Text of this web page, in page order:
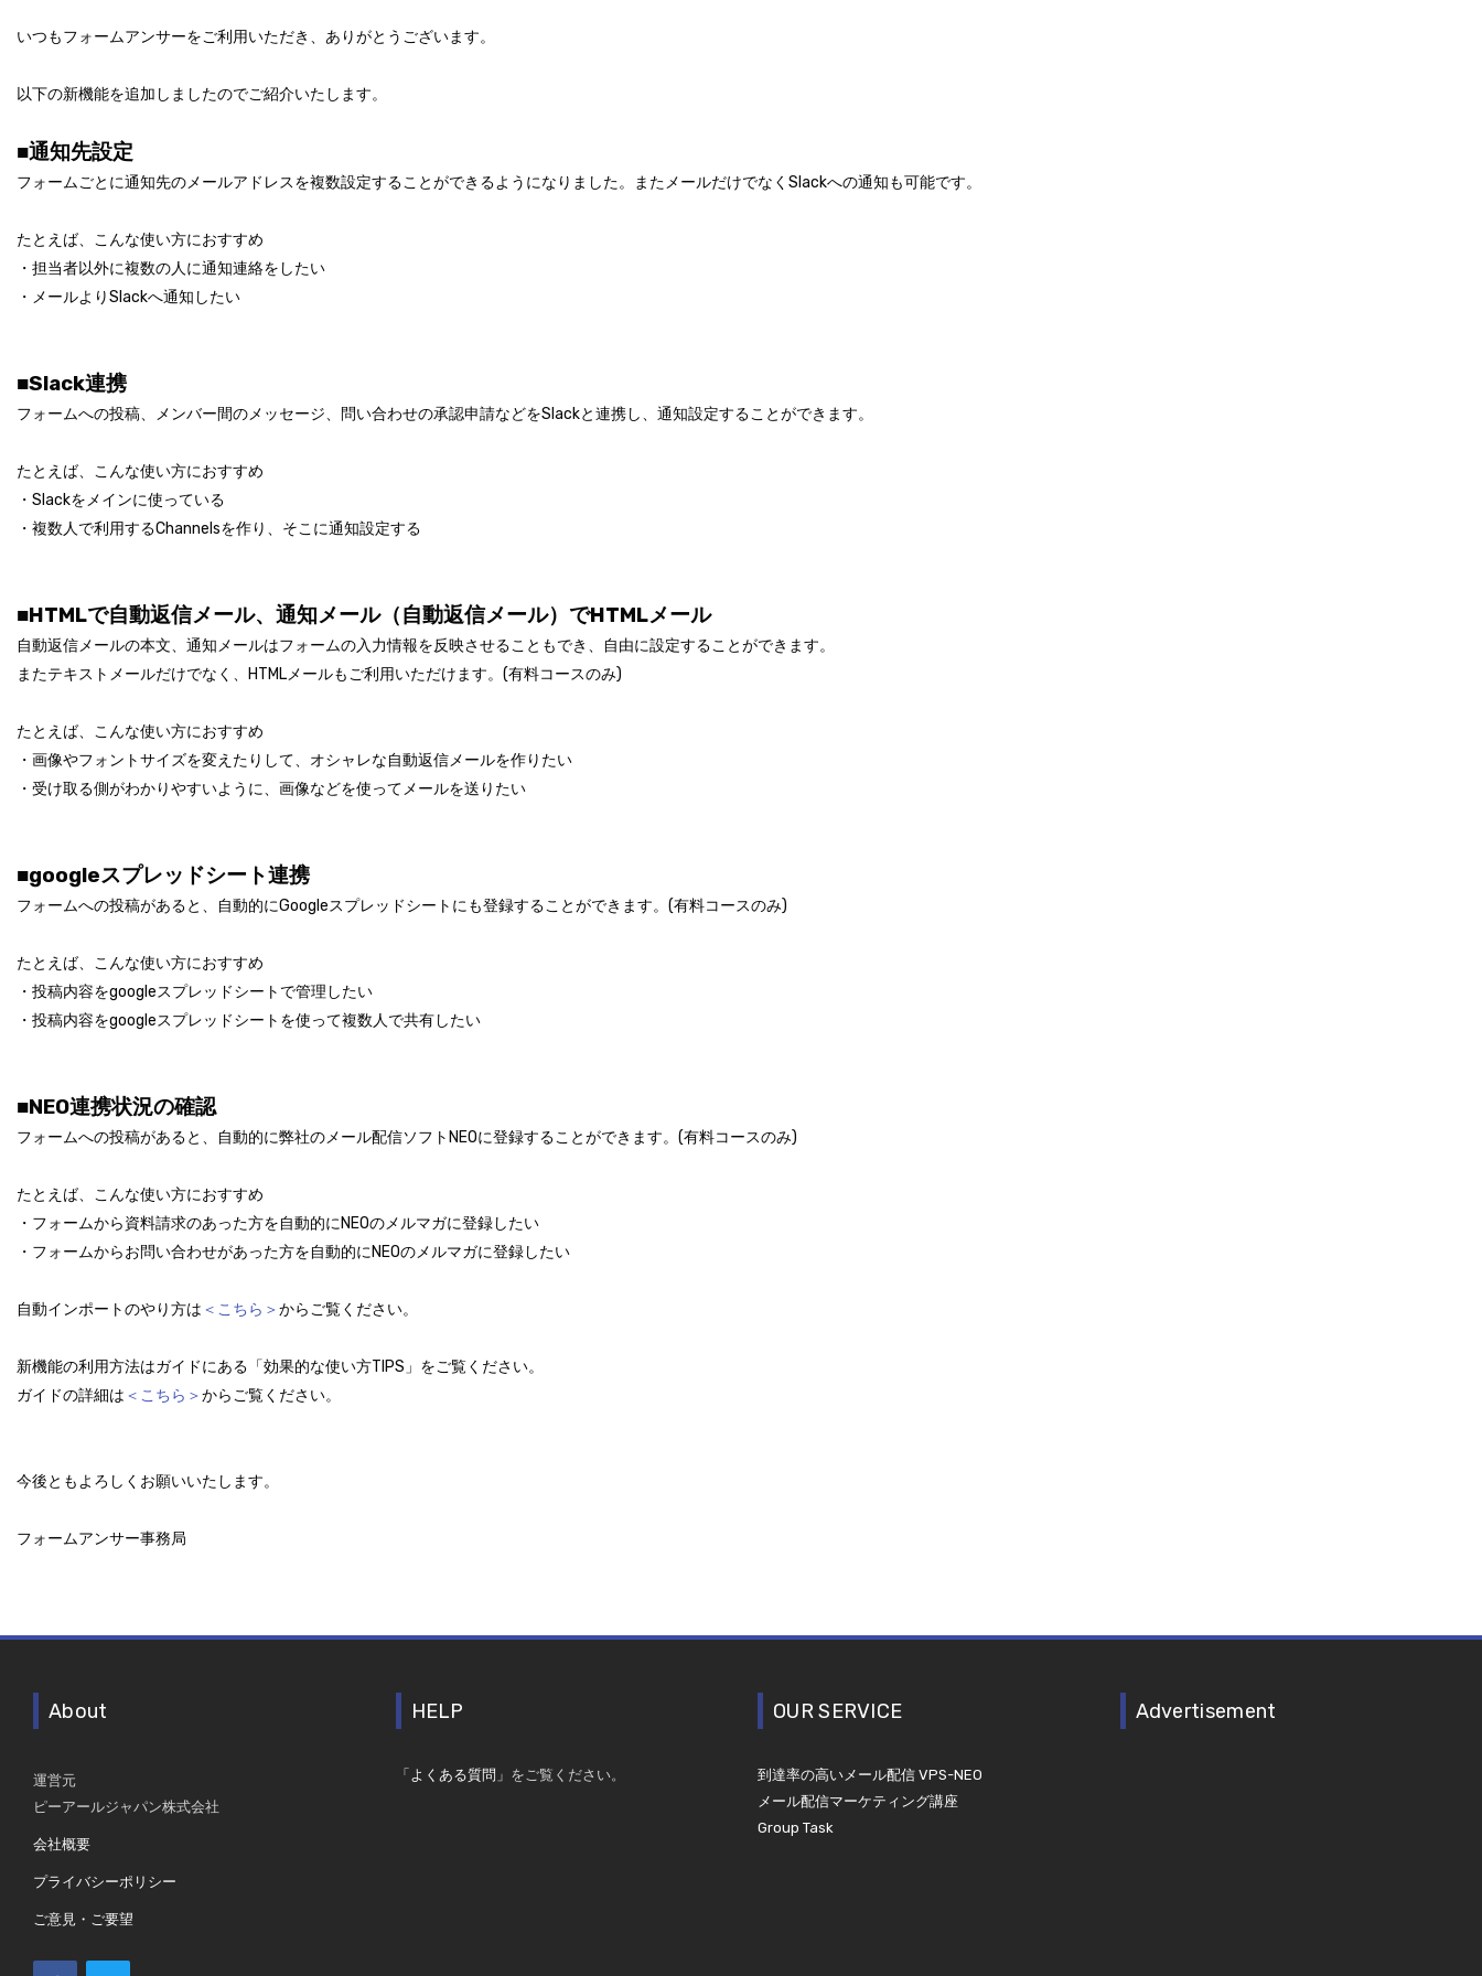
いつもフォームアンサーをご利用いただき、ありがとうございます。
以下の新機能を追加しましたのでご紹介いたします。
■通知先設定
フォームごとに通知先のメールアドレスを複数設定することができるようになりました。またメールだけでなくSlackへの通知も可能です。
たとえば、こんな使い方におすすめ
・担当者以外に複数の人に通知連絡をしたい
・メールよりSlackへ通知したい
■Slack連携
フォームへの投稿、メンバー間のメッセージ、問い合わせの承認申請などをSlackと連携し、通知設定することができます。
たとえば、こんな使い方におすすめ
・Slackをメインに使っている
・複数人で利用するChannelsを作り、そこに通知設定する
■HTMLで自動返信メール、通知メール（自動返信メール）でHTMLメール
自動返信メールの本文、通知メールはフォームの入力情報を反映させることもでき、自由に設定することができます。
またテキストメールだけでなく、HTMLメールもご利用いただけます。(有料コースのみ)
たとえば、こんな使い方におすすめ
・画像やフォントサイズを変えたりして、オシャレな自動返信メールを作りたい
・受け取る側がわかりやすいように、画像などを使ってメールを送りたい
■googleスプレッドシート連携
フォームへの投稿があると、自動的にGoogleスプレッドシートにも登録することができます。(有料コースのみ)
たとえば、こんな使い方におすすめ
・投稿内容をgoogleスプレッドシートで管理したい
・投稿内容をgoogleスプレッドシートを使って複数人で共有したい
■NEO連携状況の確認
フォームへの投稿があると、自動的に弊社のメール配信ソフトNEOに登録することができます。(有料コースのみ)
たとえば、こんな使い方におすすめ
・フォームから資料請求のあった方を自動的にNEOのメルマガに登録したい
・フォームからお問い合わせがあった方を自動的にNEOのメルマガに登録したい
自動インポートのやり方は ＜こちら＞からご覧ください。
新機能の利用方法はガイドにある「効果的な使い方TIPS」をご覧ください。
ガイドの詳細は ＜こちら＞からご覧ください。
今後ともよろしくお願いいたします。
フォームアンサー事務局
About
運営元
ピーアールジャパン株式会社
会社概要
プライバシーポリシー
ご意見・ご要望
HELP
「よくある質問」 をご覧ください。
OUR SERVICE
到達率の高いメール配信 VPS-NEO
メール配信マーケティング講座
Group Task
Advertisement